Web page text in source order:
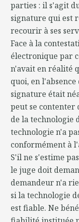
parties : il s'agit
signature qui est
recourir à ses
Face à la
électronique par
n'avait en réalité
quoi, en
signature était
peut se
de la technologie
technologie n'a
conformément à
S'il ne s'estime
le juge doit
demandeur n'a
si la technologie
est fiable. Ne